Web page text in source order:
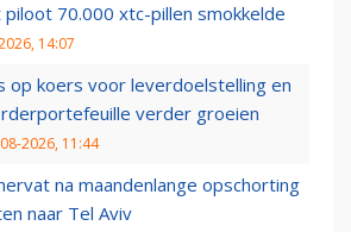
piloot 70.000 xtc-pillen smokkelde
14:07
op koers voor leverdoelstelling en
verder groeien
2026, 11:44
na maandenlange opschorting
naar Tel Aviv